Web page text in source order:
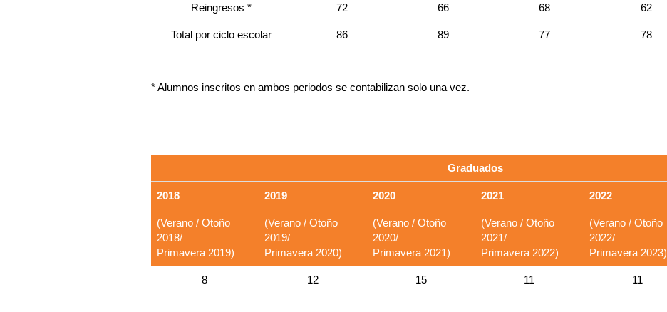
Reingresos * 72 66 68 62
Total por ciclo escolar 86 89 77 78
* Alumnos inscritos en ambos periodos se contabilizan solo una vez.
Graduados
2018 2019 2020 2021 2022
(Verano / Otoño
2018/
Primavera 2019)
(Verano / Otoño
2019/
Primavera 2020)
(Verano / Otoño
2020/
Primavera 2021)
(Verano / Otoño
2021/
Primavera 2022)
(Verano / Otoño
2022/
Primavera 2023)
8 12 15 11 11